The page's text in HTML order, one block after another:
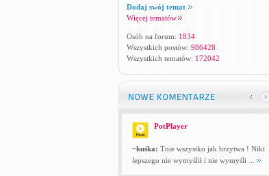
Dodaj swój temat
Więcej tematów
Osób na forum: 1834
Wszystkich postów: 986428
Wszystkich tematów: 172042
PotPlayer
~kuśka: Tnie wszystko jak brzytwa ! Nikt
lepszego nie wymyślił i nie wymyśli ...